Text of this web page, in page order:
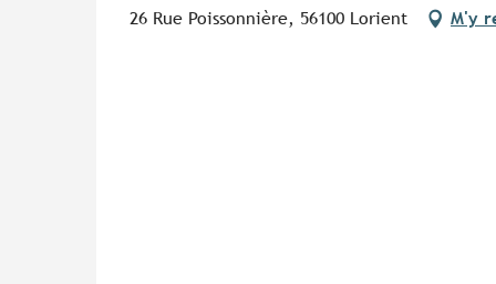
26 Rue Poissonnière, 56100 Lorient M'y